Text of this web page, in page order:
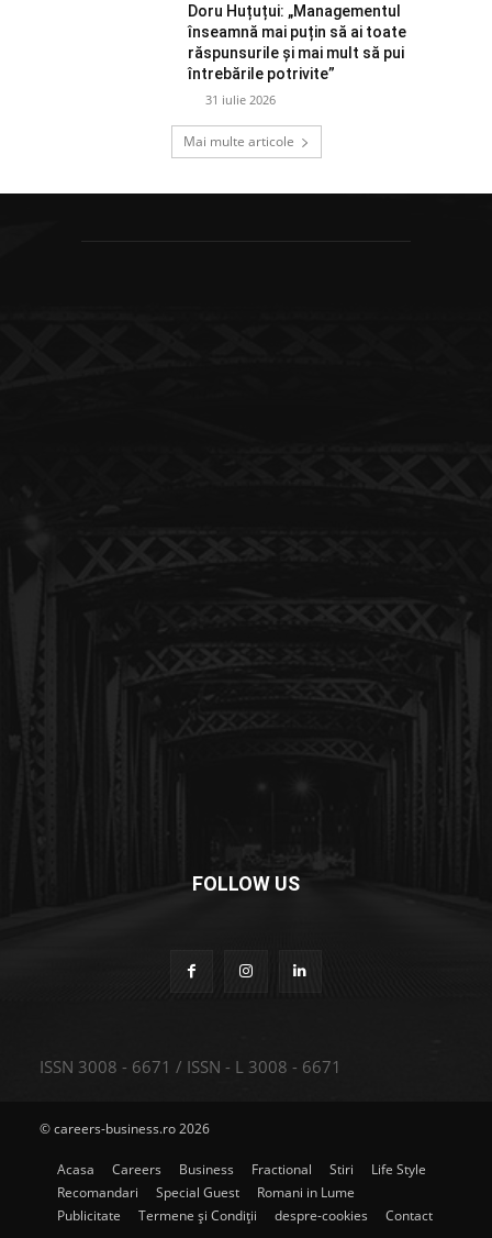
Doru Huțuțui: „Managementul
înseamnă mai puțin să ai toate
răspunsurile și mai mult să pui
întrebările potrivite”
31 iulie 2026
Mai multe articole
FOLLOW US
ISSN 3008 - 6671 / ISSN - L 3008 - 6671
© careers-business.ro 2026
Acasa Careers Business Fractional Stiri
Life Style
Recomandari
Special Guest
Romani in Lume
Publicitate
Termene și Condiții despre-cookies Contact